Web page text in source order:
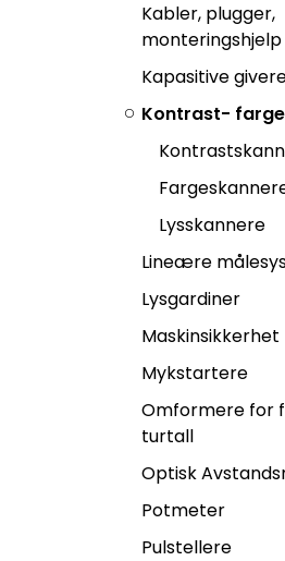
Kabler, plugger,
monteringshjelp
Kapasitive
Kontrast-
Lysskannere
Lineære
Lysgardiner
Maskinsikkerhet
Mykstartere
Omformere for
turtall
Optisk
Potmeter
Pulstellere